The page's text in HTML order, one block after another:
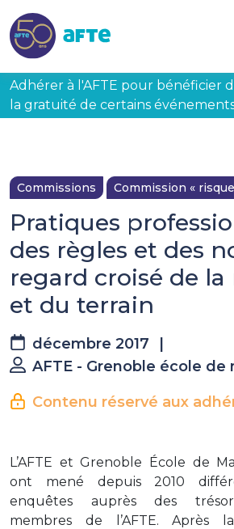
Adhérer à l'AFTE pour bénéficier
la gratuité de certains
Commissions Commission «
Pratiques
des règles et des
regard croisé de
et du terrain
décembre 2017
AFTE - Grenoble école
Contenu réservé aux
L’AFTE et Grenoble École de
ont mené depuis 2010
enquêtes auprès des
membres de l’AFTE. Après